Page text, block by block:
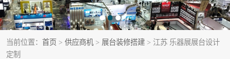
当前位置： 首页 > 供应商机 > 展台装修搭建 > 江苏 乐器展展台设计
定制
展会装修设计 展会搭建
活动策划 展会服务